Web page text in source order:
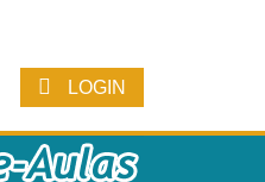
LOGIN